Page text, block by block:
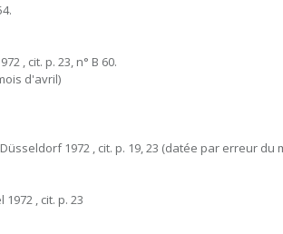
, cit. p. 23, n° B 60.
d'avril)
1972 , cit. p. 19, 23 (datée par erreur du
1972 , cit. p. 23